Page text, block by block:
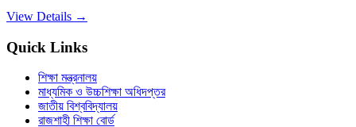
View Details →
Quick Links
শিক্ষা মন্ত্রনালয়
মাধ্যমিক ও উচ্চশিক্ষা অধিদপ্তর
জাতীয় বিশ্ববিদ্যালয়
রাজশাহী শিক্ষা বোর্ড